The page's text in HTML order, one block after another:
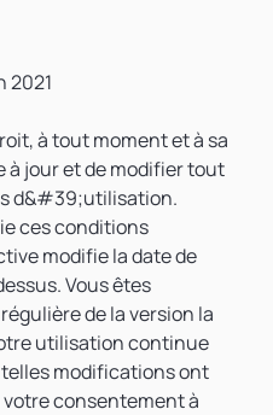
2021
à tout moment et à sa
à jour et de modifier tout
d&#39;utilisation.
ces conditions
modifie la date de
Vous êtes
de la version la
utilisation continue
telles modifications ont
consentement à